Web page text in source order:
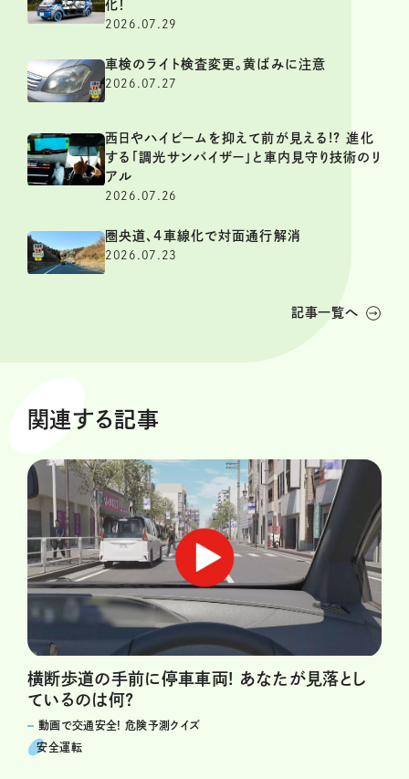
化！
2026.07.29
車検のライト検査変更。黄ばみに注意
2026.07.27
西日やハイビームを抑えて前が見える!? 進化
する「調光サンバイザー」と車内見守り技術のリ
アル
2026.07.26
圏央道、4車線化で対面通行解消
2026.07.23
記事一覧へ
関連する記事
横断歩道の手前に停車車両! あなたが見落とし
ているのは何?
動画で交通安全! 危険予測クイズ
安全運転